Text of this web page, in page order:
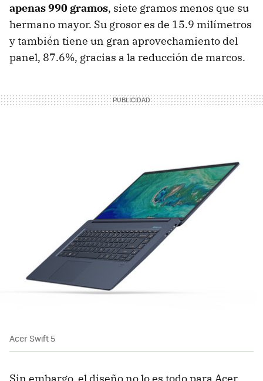
apenas 990 gramos, siete gramos menos que su
hermano mayor. Su grosor es de 15.9 milímetros
y también tiene un gran aprovechamiento del
panel, 87.6%, gracias a la reducción de marcos.
Acer Swift 5